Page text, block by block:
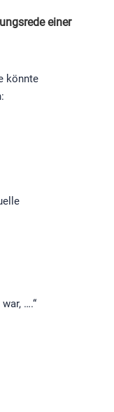
einer
könnte
….“